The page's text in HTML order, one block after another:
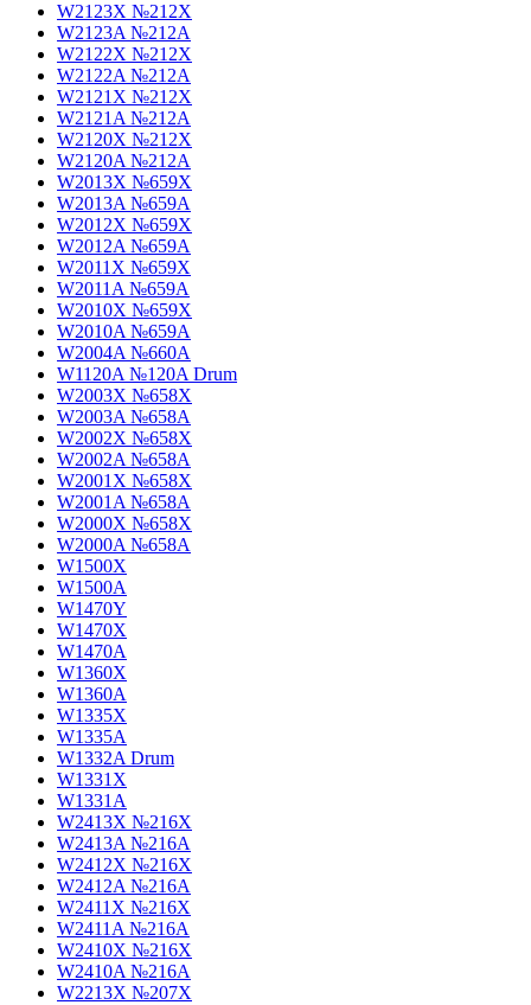
W2123X №212X
W2123A №212A
W2122X №212X
W2122A №212A
W2121X №212X
W2121A №212A
W2120X №212X
W2120A №212A
W2013X №659X
W2013A №659A
W2012X №659X
W2012A №659A
W2011X №659X
W2011A №659A
W2010X №659X
W2010A №659A
W2004A №660A
W1120A №120A Drum
W2003X №658X
W2003A №658A
W2002X №658X
W2002A №658A
W2001X №658X
W2001A №658A
W2000X №658X
W2000A №658A
W1500X
W1500A
W1470Y
W1470X
W1470A
W1360X
W1360A
W1335X
W1335A
W1332A Drum
W1331X
W1331A
W2413X №216X
W2413A №216A
W2412X №216X
W2412A №216A
W2411X №216X
W2411A №216A
W2410X №216X
W2410A №216A
W2213X №207X